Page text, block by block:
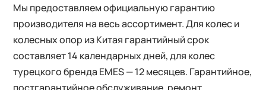
Мы предоставляем официальную гарантию
производителя на весь ассортимент. Для колес и
колесных опор из Китая гарантийный срок
составляет 14 календарных дней, для колес
турецкого бренда EMES — 12 месяцев. Гарантийное,